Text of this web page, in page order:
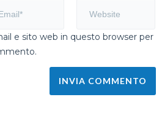
e sito web in questo browser per